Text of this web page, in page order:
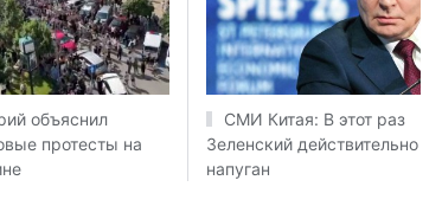
объяснил
протесты на
СМИ Китая: В этот раз
Зеленский действительно
напуган